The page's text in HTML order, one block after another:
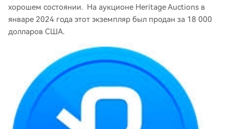
хорошем состоянии. На аукционе Heritage Auctions в
январе 2024 года этот экземпляр был продан за 18 000
долларов США.